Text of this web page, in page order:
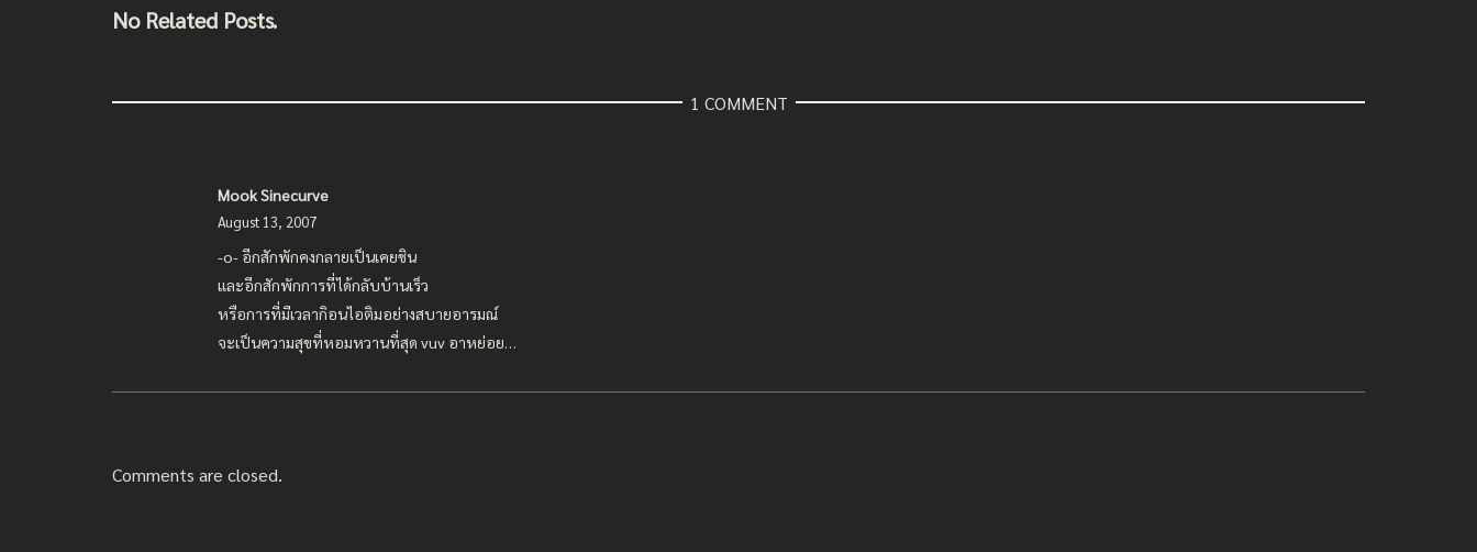
No Related Posts.
1 COMMENT
Mook Sinecurve
August 13, 2007
-o- อีกสักพักคงกลายเป็นเคยชิน
และอีกสักพักการที่ได้กลับบ้านเร็ว
หรือการที่มีเวลากิอนไอติมอย่างสบายอารมณ์
จะเป็นความสุขที่หอมหวานที่สุด vuv อาหย่อย…
Comments are closed.